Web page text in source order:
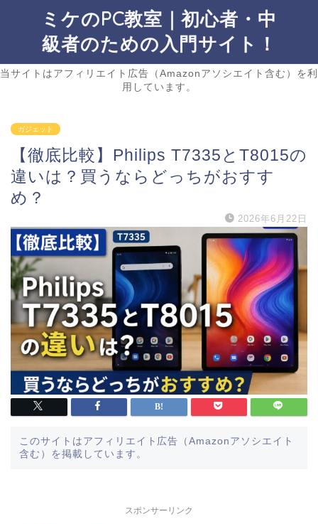
ミケのPC教室｜初心者・中
級者のための入門サイト！
当サイトはアフィリエイト広告（Amazonアソシエイト含む）を利
用しています。
ガジェット
【徹底比較】Philips T7335とT8015の
違いは？買うならどっちがおすす
め？
2026年6月22日
このサイトはアフィリエイト広告（Amazonアソシエイト
含む）を掲載しています。
スポンサーリンク